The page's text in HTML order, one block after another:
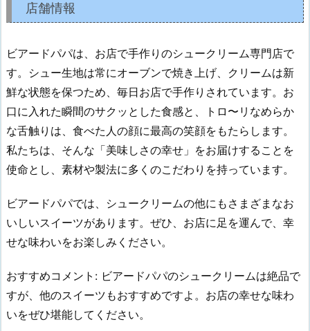
店舗情報
ビアードパパは、お店で手作りのシュークリーム専門店で
す。シュー生地は常にオーブンで焼き上げ、クリームは新
鮮な状態を保つため、毎日お店で手作りされています。お
口に入れた瞬間のサクッとした食感と、トロ〜リなめらか
な舌触りは、食べた人の顔に最高の笑顔をもたらします。
私たちは、そんな「美味しさの幸せ」をお届けすることを
使命とし、素材や製法に多くのこだわりを持っています。
ビアードパパでは、シュークリームの他にもさまざまなお
いしいスイーツがあります。ぜひ、お店に足を運んで、幸
せな味わいをお楽しみください。
おすすめコメント: ビアードパパのシュークリームは絶品で
すが、他のスイーツもおすすめですよ。お店の幸せな味わ
いをぜひ堪能してください。